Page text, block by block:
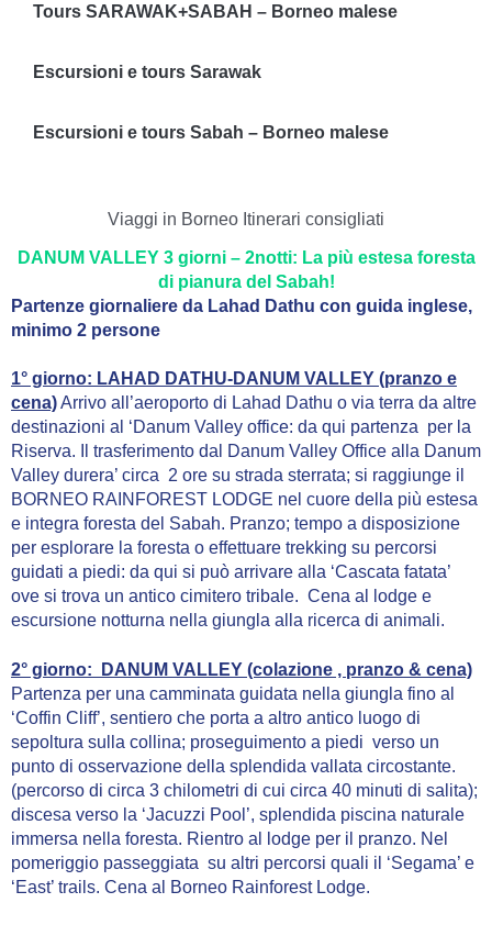
Tours SARAWAK+SABAH – Borneo malese
Escursioni e tours Sarawak
Escursioni e tours Sabah – Borneo malese
Viaggi in Borneo Itinerari consigliati
DANUM VALLEY 3 giorni – 2notti: La più estesa foresta
di pianura del Sabah!
Partenze giornaliere da Lahad Dathu con guida inglese,
minimo 2 persone
1° giorno: LAHAD DATHU-DANUM VALLEY (pranzo e
cena)Arrivo all’aeroporto di Lahad Dathu o via terra da altre
destinazioni al ‘Danum Valley office: da qui partenza per la
Riserva. Il trasferimento dal Danum Valley Office alla Danum
Valley durera’ circa 2 ore su strada sterrata; si raggiunge il
BORNEO RAINFOREST LODGE nel cuore della più estesa
e integra foresta del Sabah. Pranzo; tempo a disposizione
per esplorare la foresta o effettuare trekking su percorsi
guidati a piedi: da qui si può arrivare alla ‘Cascata fatata’
ove si trova un antico cimitero tribale. Cena al lodge e
escursione notturna nella giungla alla ricerca di animali.
2° giorno: DANUM VALLEY (colazione , pranzo & cena)
Partenza per una camminata guidata nella giungla fino al
‘Coffin Cliff’, sentiero che porta a altro antico luogo di
sepoltura sulla collina; proseguimento a piedi verso un
punto di osservazione della splendida vallata circostante.
(percorso di circa 3 chilometri di cui circa 40 minuti di salita);
discesa verso la ‘Jacuzzi Pool’, splendida piscina naturale
immersa nella foresta. Rientro al lodge per il pranzo. Nel
pomeriggio passeggiata su altri percorsi quali il ‘Segama’ e
‘East’ trails. Cena al Borneo Rainforest Lodge.